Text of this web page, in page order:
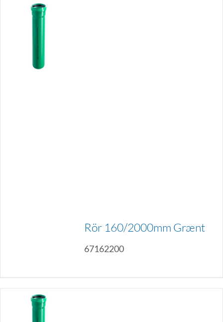
Rör 160/2000mm Grænt
67162200